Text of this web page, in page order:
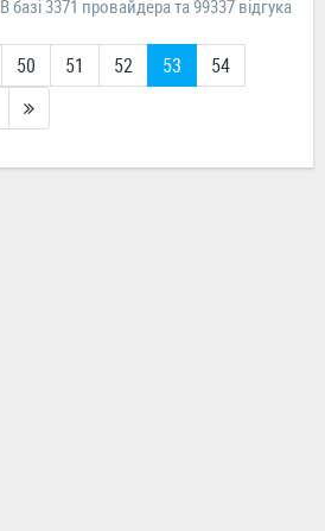
В базі 3371 провайдера та 99337 відгука
50 51 52 53
54